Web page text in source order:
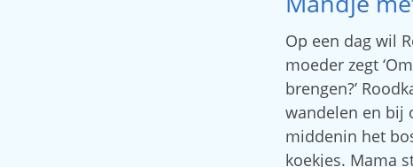
Op een dag wil
moeder zegt
brengen?’
wandelen en bij
middenin het
koekjes. Mama